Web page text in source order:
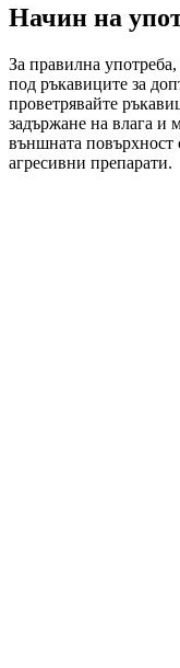
Начин на
За правилна
под ръкавиците за
проветрявайте
задържане на влага и
външната повърхност
агресивни препарати.